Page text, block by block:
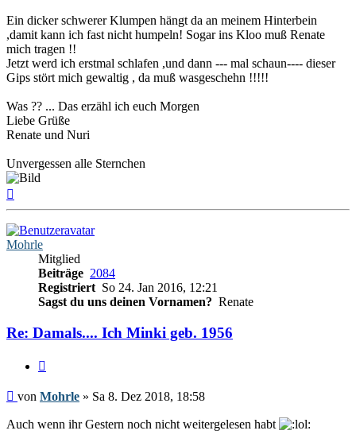
Ein dicker schwerer Klumpen hängt da an meinem Hinterbein
,damit kann ich fast nicht humpeln! Sogar ins Kloo muß Renate
mich tragen !!
Jetzt werd ich erstmal schlafen ,und dann --- mal schaun---- dieser
Gips stört mich gewaltig , da muß wasgeschehn !!!!!
Was ?? ... Das erzähl ich euch Morgen
Liebe Grüße
Renate und Nuri
Unvergessen alle Sternchen
Mohrle
Mitglied
Beiträge 2084
Registriert So 24. Jan 2016, 12:21
Sagst du uns deinen Vornamen? Renate
Re: Damals.... Ich Minki geb. 1956
Beitrag
von Mohrle » Sa 8. Dez 2018, 18:58
Auch wenn ihr Gestern noch nicht weitergelesen habt